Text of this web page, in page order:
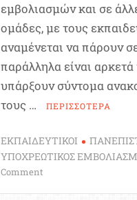
εμβολιασμών και σε
ομάδες, με τους
αναμένεται να πάρουν
παράλληλα είναι
υπάρξουν σύντομα
τους …
ΠΕΡΙΣΣΟΤΕΡΑ
ΕΚΠΑΙΔΕΥΤΙΚΟΙ
ΥΠΟΧΡΕΩΤΙΚΟΣ
Commenton